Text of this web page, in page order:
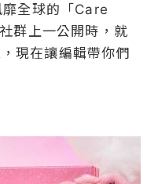
全球的「Care
群上一公開時，就
現在讓編輯帶你們